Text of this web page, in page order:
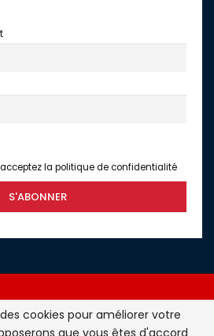
la politique de confidentialité
cookies pour améliorer votre
que vous êtes d'accord